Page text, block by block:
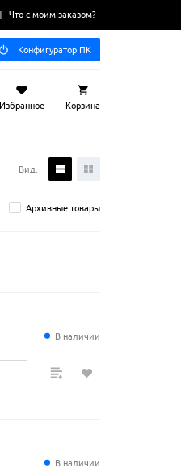
Что с моим заказом?
Конфигуратор ПК
Избранное Корзина
Вид:
Архивные товары
В наличии
В наличии